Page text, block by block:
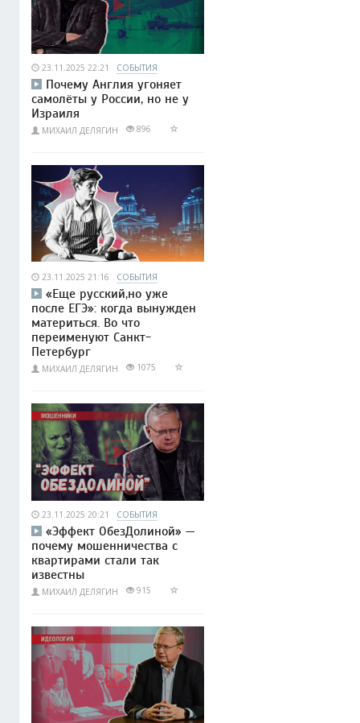
23.11.2025 22:21 СОБЫТИЯ
Почему Англия угоняет
самолёты у России, но не у
Израиля
МИХАИЛ ДЕЛЯГИН 896
23.11.2025 21:16 СОБЫТИЯ
«Еще русский,но уже
после ЕГЭ»: когда вынужден
материться. Во что
переименуют Санкт-
Петербург
МИХАИЛ ДЕЛЯГИН 1075
23.11.2025 20:21 СОБЫТИЯ
«Эффект ОбезДолиной» —
почему мошенничества с
квартирами стали так
известны
МИХАИЛ ДЕЛЯГИН 915